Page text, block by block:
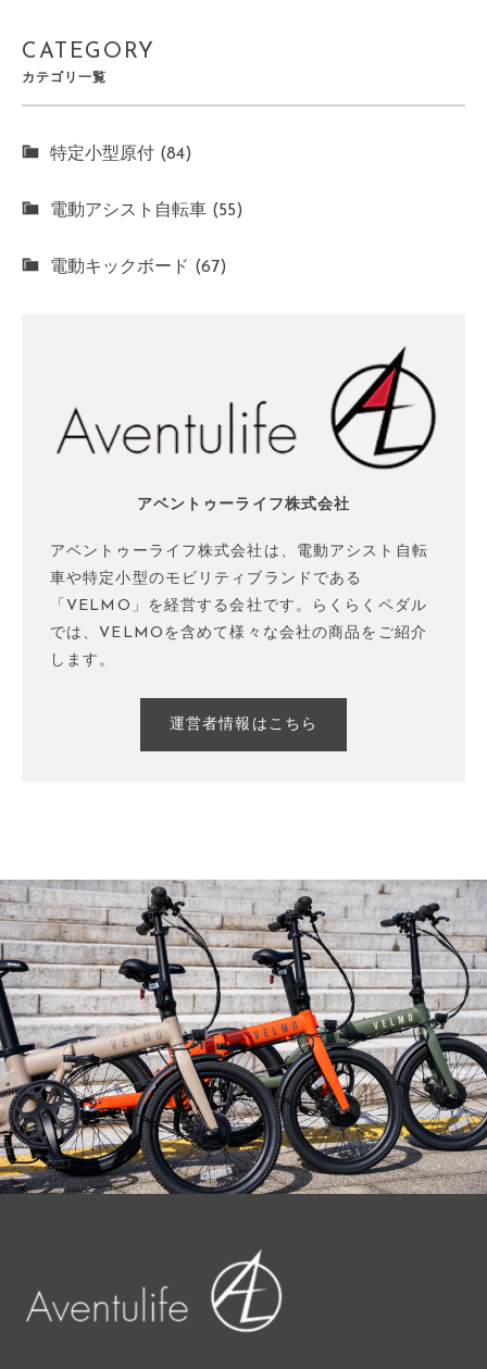
CATEGORY
カテゴリ一覧
特定小型原付 (84)
電動アシスト自転車 (55)
電動キックボード (67)
アベントゥーライフ株式会社
アベントゥーライフ株式会社は、電動アシスト自転
車や特定小型のモビリティブランドである
「VELMO」を経営する会社です。らくらくペダル
では、VELMOを含めて様々な会社の商品をご紹介
します。
運営者情報はこちら